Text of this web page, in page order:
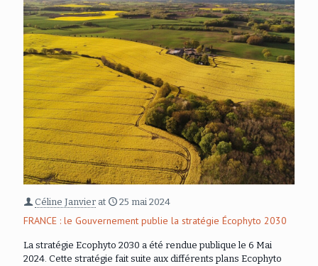
Céline Janvier at 25 mai 2024
FRANCE : le Gouvernement publie la stratégie Écophyto 2030
La stratégie Ecophyto 2030 a été rendue publique le 6 Mai
2024. Cette stratégie fait suite aux différents plans Ecophyto